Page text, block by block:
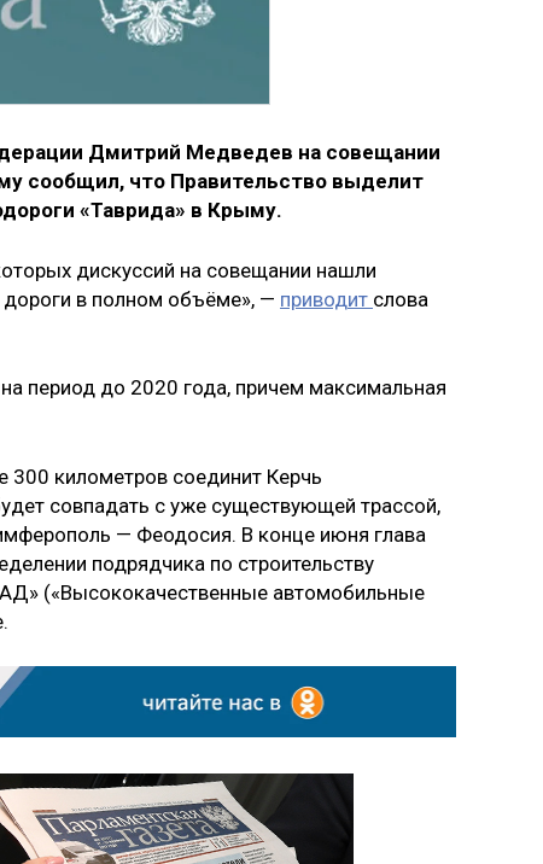
Дмитрий Медведев на совещании
сообщил, что Правительство выделит
«Таврида» в Крыму.
дискуссий на совещании нашли
дороги в полном объёме», — приводит слова
период до 2020 года, причем максимальная
300 километров соединит Керчь
совпадать с уже существующей трассой,
— Феодосия. В конце июня глава
подрядчика по строительству
(«Высококачественные автомобильные